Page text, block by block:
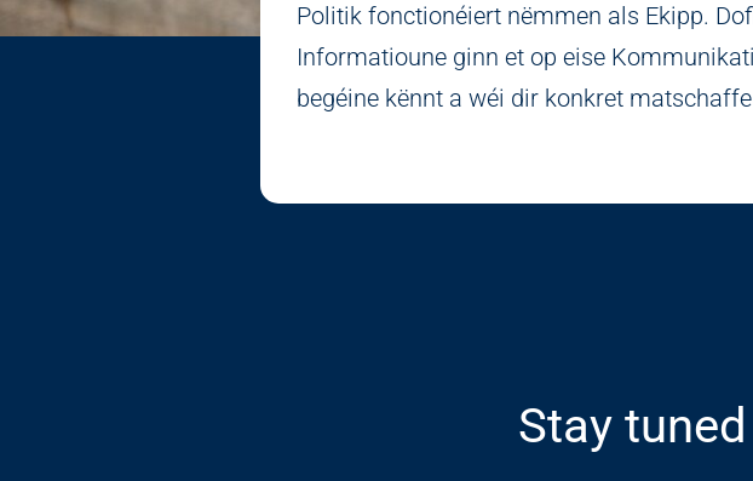
Politik fonctionéiert nëmmen als Ekipp.
Informatioune ginn et op eise
begéine kënnt a wéi dir konkret
Stay tuned